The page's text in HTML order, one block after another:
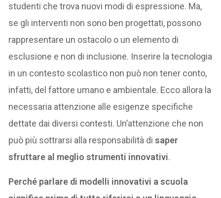
studenti che trova nuovi modi di espressione. Ma,
se gli interventi non sono ben progettati, possono
rappresentare un ostacolo o un elemento di
esclusione e non di inclusione. Inserire la tecnologia
in un contesto scolastico non può non tener conto,
infatti, del fattore umano e ambientale. Ecco allora la
necessaria attenzione alle esigenze specifiche
dettate dai diversi contesti. Un’attenzione che non
può più sottrarsi alla responsabilità disaper
sfruttare al meglio strumenti innovativi.
Perché parlare di modelli innovativi a scuola